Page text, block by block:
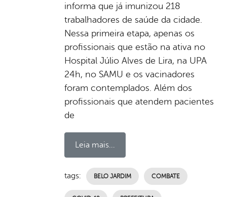
informa que já imunizou 218
trabalhadores de saúde da cidade.
Nessa primeira etapa, apenas os
profissionais que estão na ativa no
Hospital Júlio Alves de Lira, na UPA
24h, no SAMU e os vacinadores
foram contemplados. Além dos
profissionais que atendem pacientes
de
Leia mais...
tags: BELO JARDIM COMBATE